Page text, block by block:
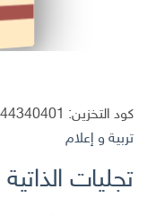
كود التخزين:
تربية و إعلام
تجليات